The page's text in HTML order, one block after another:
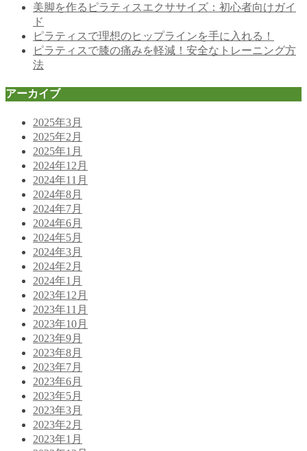
美脚を作るピラティスエクササイズ：初心者向けガイ
ド
ピラティスで理想のヒップラインを手に入れる！
ピラティスで膝の痛みを軽減！安全なトレーニング方
法
アーカイブ
2025年3月
2025年2月
2025年1月
2024年12月
2024年11月
2024年8月
2024年7月
2024年6月
2024年5月
2024年3月
2024年2月
2024年1月
2023年12月
2023年11月
2023年10月
2023年9月
2023年8月
2023年7月
2023年6月
2023年5月
2023年3月
2023年2月
2023年1月